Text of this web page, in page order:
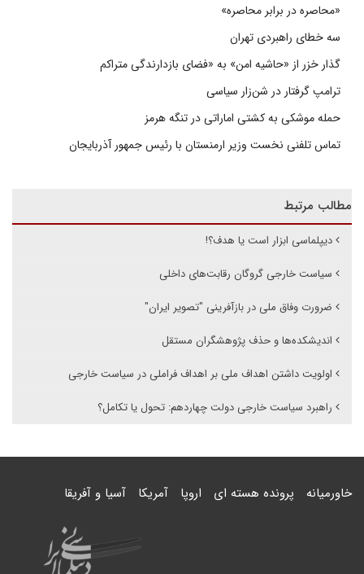
«محاصره در برابر محاصره»
سه خطای راهبردی تهران
گذار خزر از «حاشیه امن» به «فضای بازدارندگی متراکم
ترامپ گرفتار در شن‌زار سیاسی
حمله موشکی به کشتی اماراتی در تنگه هرمز
تماس تلفنی نخست وزیر ارمنستان با رئیس جمهور آذربایجان
مطالب مرتبط
دیپلماسی ابزار است یا هدف؟!
سیاست خارجی گروگان رقابت‌های داخلی
ضرورت وفاق ملی در بازآفرینی "تصویر ایران"
اندیشکده‌ها و حذف پژوهشگران مستقل
اولویت داشتن اهداف ملی بر اهداف فراملی در سیاست خارجی
راهبرد سیاست خارجی دولت چهاردهم: تحول یا تکامل؟
خاورمیانه پرونده هسته ای اروپا آمریکا آسیا و آفریقا